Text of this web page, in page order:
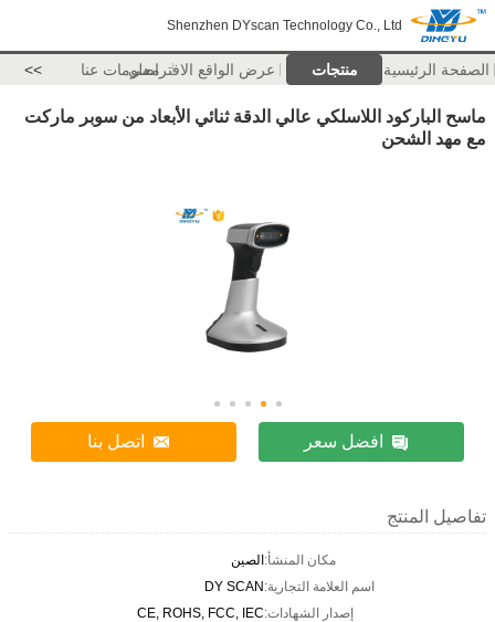
Shenzhen DYscan Technology Co., Ltd
الصفحة الرئيسية منتجات عرض الواقع الافتراضيمعلومات عنا >>
ماسح الباركود اللاسلكي عالي الدقة ثنائي الأبعاد من سوبر ماركت
مع مهد الشحن
افضل سعر اتصل بنا
تفاصيل المنتج
مكان المنشأ:الصين
اسم العلامة التجارية:DY SCAN
إصدار الشهادات:CE, ROHS, FCC, IEC